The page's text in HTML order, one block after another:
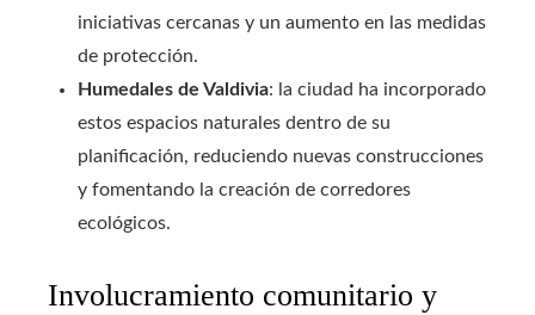
iniciativas cercanas y un aumento en las medidas
de protección.
Humedales de Valdivia: la ciudad ha incorporado
estos espacios naturales dentro de su
planificación, reduciendo nuevas construcciones
y fomentando la creación de corredores
ecológicos.
Involucramiento comunitario y